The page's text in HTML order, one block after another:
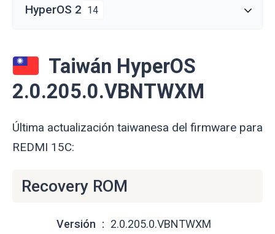
HyperOS 2 14
Taiwán HyperOS
2.0.205.0.VBNTWXM
Última actualización taiwanesa del firmware para
REDMI 15C:
Recovery ROM
Versión
2.0.205.0.VBNTWXM